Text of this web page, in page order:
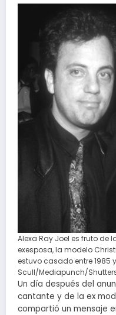
Alexa Ray Joel es fruto de
exesposa, la modelo
estuvo casado entre 1985
Scull/Mediapunch/
Un día después del
cantante y de la ex
compartió un mensaje